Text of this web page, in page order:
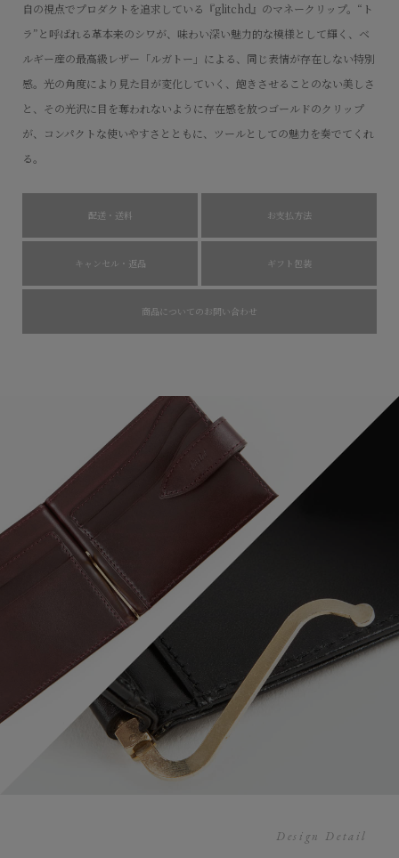
自の視点でプロダクトを追求している『glitchd』のマネークリップ。“ト
ラ”と呼ばれる革本来のシワが、味わい深い魅力的な模様として輝く、ベ
ルギー産の最高級レザー「ルガトー」による、同じ表情が存在しない特別
感。光の角度により見た目が変化していく、飽きさせることのない美しさ
と、その光沢に目を奪われないように存在感を放つゴールドのクリップ
が、コンパクトな使いやすさとともに、ツールとしての魅力を奏でてくれ
る。
配送・送料 お支払方法
キャンセル・返品 ギフト包装
商品についてのお問い合わせ
Design Detail